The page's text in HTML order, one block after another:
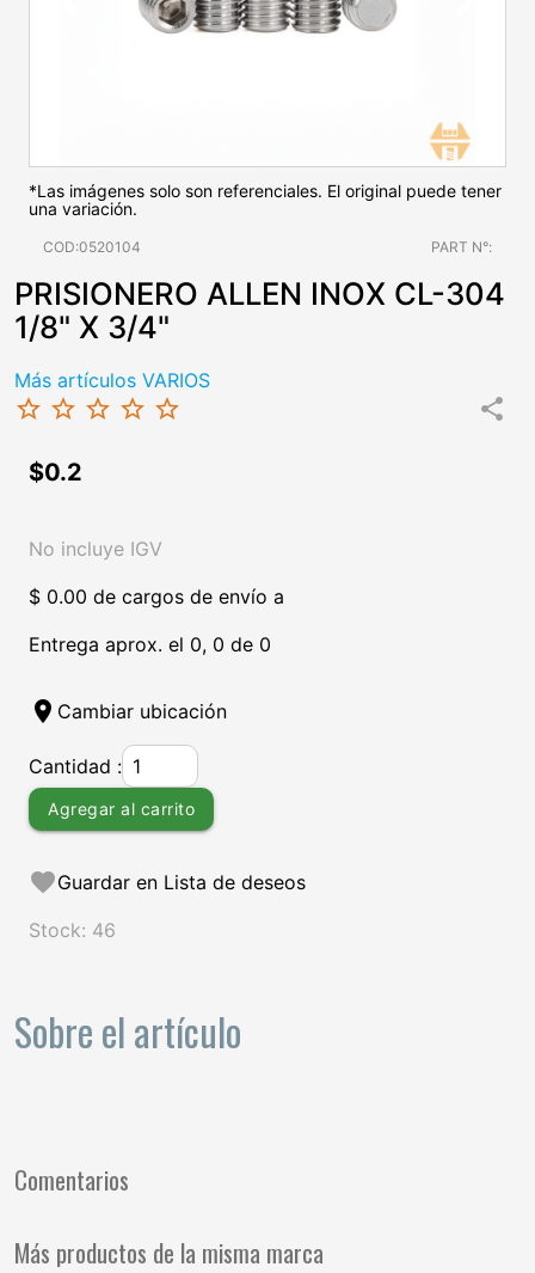
*Las imágenes solo son referenciales. El original puede tener
una variación.
COD:0520104 PART N°:
PRISIONERO ALLEN INOX CL-304
1/8" X 3/4"
Más artículos VARIOS
star_border star_border star_border star_border star_border share
$0.2
No incluye IGV
$ 0.00 de cargos de envío a
Entrega aprox. el 0, 0 de 0
location_on Cambiar ubicación
Cantidad :
Agregar al carrito
favoriteGuardar en Lista de deseos
Stock: 46
Sobre el artículo
Comentarios
Más productos de la misma marca